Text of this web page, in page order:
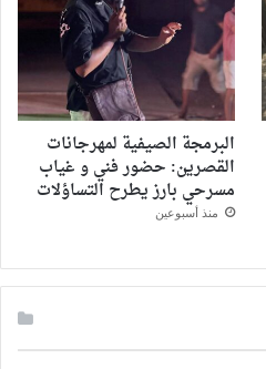
البرمجة الصيفية لمهرجانات
القصرين: حضور فني و غياب
مسرحي بارز يطرح التساؤلات
منذ أسبوعين